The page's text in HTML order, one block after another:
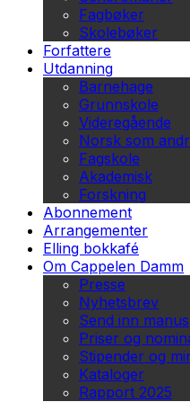
Fagbøker
Skolebøker
Forfattere
Utdanning
Barnehage
Grunnskole
Videregående
Norsk som
Fagskole
Akademisk
Forskning
Abonnement
Arrangementer
Elling bokkafé
Om Cappelen Damm
Presse
Nyhetsbrev
Send inn manus
Priser og
Stipender og
Kataloger
Rapport 2025